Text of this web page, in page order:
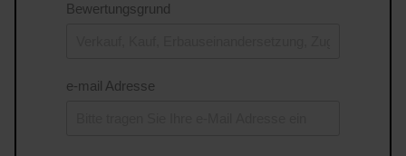
Bewertungsgrund
e-mail Adresse